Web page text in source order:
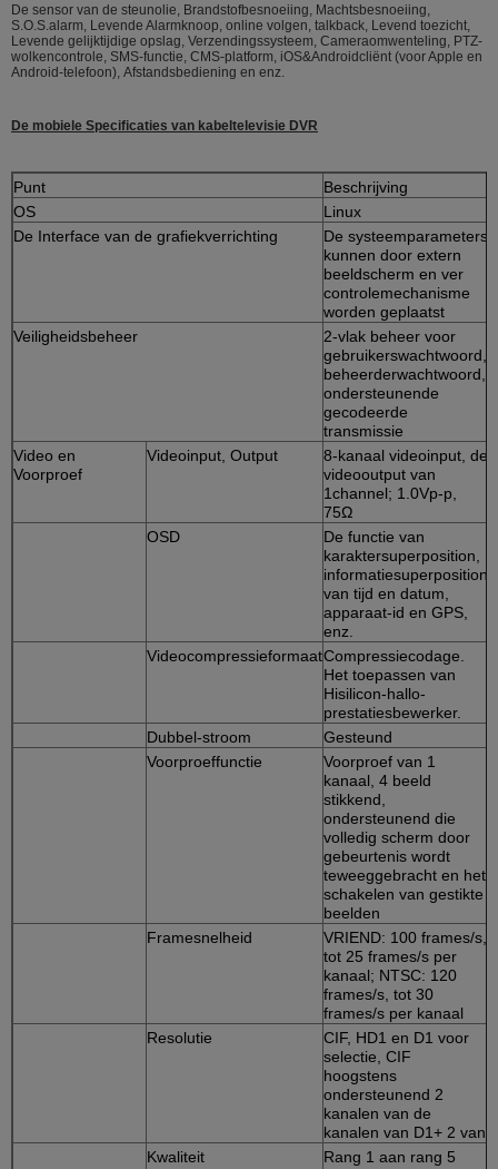
De sensor van de steunolie, Brandstofbesnoeiing, Machtsbesnoeiing,
S.O.S.alarm, Levende Alarmknoop, online volgen, talkback, Levend toezicht,
Levende gelijktijdige opslag, Verzendingssysteem, Cameraomwenteling, PTZ-
wolkencontrole, SMS-functie, CMS-platform, iOS&Androidcliënt (voor Apple en
Android-telefoon), Afstandsbediening en enz.
De mobiele Specificaties van kabeltelevisie DVR
Punt
Beschrijving
OS
Linux
De Interface van de grafiekverrichting
De systeemparameters
kunnen door extern
beeldscherm en ver
controlemechanisme
worden geplaatst
Veiligheidsbeheer
2-vlak beheer voor
gebruikerswachtwoord,
beheerderwachtwoord,
ondersteunende
gecodeerde
transmissie
Video en
Voorproef
Videoinput, Output
8-kanaal videoinput, de
videooutput van
1channel; 1.0Vp-p,
75Ω
OSD
De functie van
karaktersuperposition,
informatiesuperposition
van tijd en datum,
apparaat-id en GPS,
enz.
VideocompressieformaatCompressiecodage.
Het toepassen van
Hisilicon-hallo-
prestatiesbewerker.
Dubbel-stroom
Gesteund
Voorproeffunctie
Voorproef van 1
kanaal, 4 beeld
stikkend,
ondersteunend die
volledig scherm door
gebeurtenis wordt
teweeggebracht en het
schakelen van gestikte
beelden
Framesnelheid
VRIEND: 100 frames/s,
tot 25 frames/s per
kanaal; NTSC: 120
frames/s, tot 30
frames/s per kanaal
Resolutie
CIF, HD1 en D1 voor
selectie, CIF
hoogstens
ondersteunend 2
kanalen van de
kanalen van D1+ 2 van
Kwaliteit
Rang 1 aan rang 5